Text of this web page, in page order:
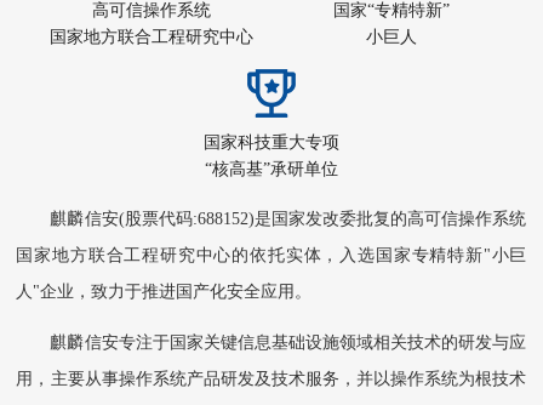
高可信操作系统
国家地方联合工程研究中心
国家“专精特新”
小巨人
国家科技重大专项
“核高基”承研单位
麒麟信安(股票代码:688152)是国家发改委批复的高可信操作系统
国家地方联合工程研究中心的依托实体，入选国家专精特新"小巨
人"企业，致力于推进国产化安全应用。
麒麟信安专注于国家关键信息基础设施领域相关技术的研发与应
用，主要从事操作系统产品研发及技术服务，并以操作系统为根技术